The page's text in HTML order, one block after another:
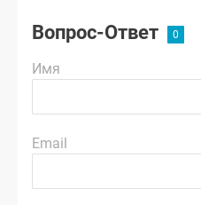
Вопрос-Ответ
Имя
Email